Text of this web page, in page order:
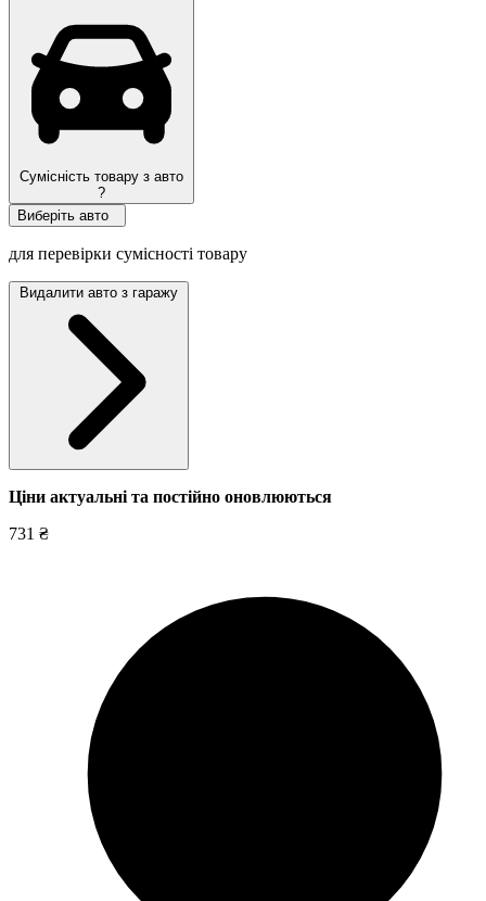
Сумісність товару з авто
?
Виберіть авто
для перевірки сумісності товару
Видалити авто з гаражу
Ціни актуальні та постійно оновлюються
731 ₴